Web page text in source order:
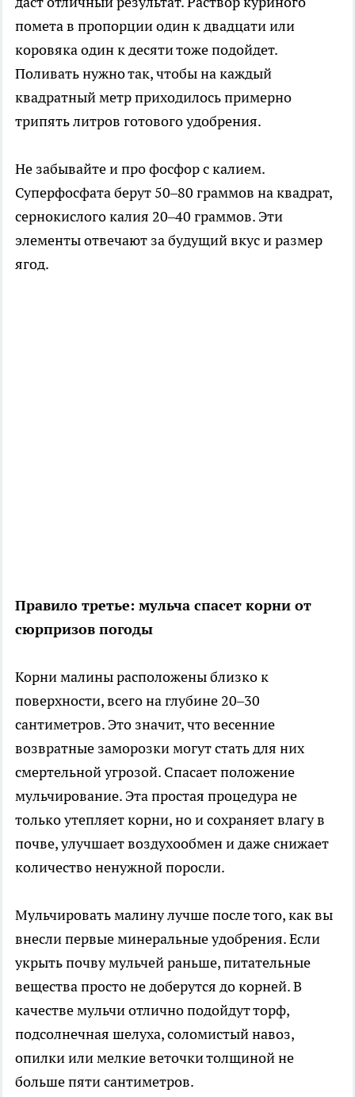
помета в пропорции один к двадцати или
коровяка один к десяти тоже подойдет.
Поливать нужно так, чтобы на каждый
квадратный метр приходилось примерно
трипять литров готового удобрения.
Не забывайте и про фосфор с калием.
Суперфосфата берут 50–80 граммов на квадрат,
сернокислого калия 20–40 граммов. Эти
элементы отвечают за будущий вкус и размер
ягод.
Правило третье: мульча спасет корни от
сюрпризов погоды
Корни малины расположены близко к
поверхности, всего на глубине 20–30
сантиметров. Это значит, что весенние
возвратные заморозки могут стать для них
смертельной угрозой. Спасает положение
мульчирование. Эта простая процедура не
только утепляет корни, но и сохраняет влагу в
почве, улучшает воздухообмен и даже снижает
количество ненужной поросли.
Мульчировать малину лучше после того, как вы
внесли первые минеральные удобрения. Если
укрыть почву мульчей раньше, питательные
вещества просто не доберутся до корней. В
качестве мульчи отлично подойдут торф,
подсолнечная шелуха, соломистый навоз,
опилки или мелкие веточки толщиной не
больше пяти сантиметров.